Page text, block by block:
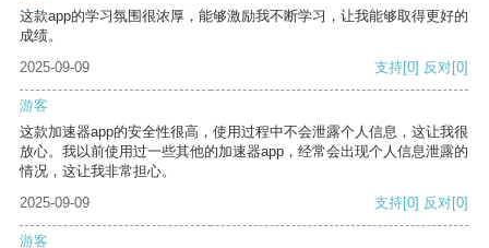
这款app的学习氛围很浓厚，能够激励我不断学习，让我能够取得更好的
成绩。
2025-09-09
支持[0] 反对[0]
游客
这款加速器app的安全性很高，使用过程中不会泄露个人信息，这让我很
放心。我以前使用过一些其他的加速器app，经常会出现个人信息泄露的
情况，这让我非常担心。
2025-09-09
支持[0] 反对[0]
游客